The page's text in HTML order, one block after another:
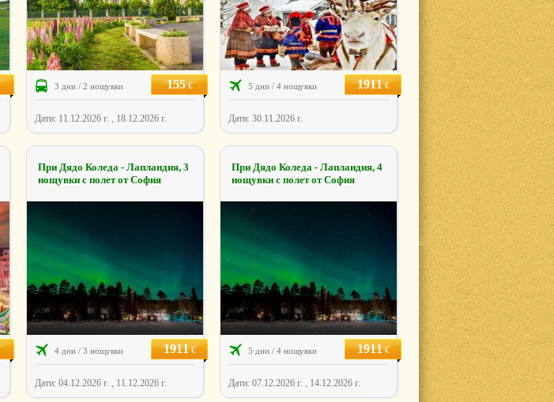
3 дни / 2 нощувки 155€
Дати: 11.12.2026 г. , 18.12.2026 г.
5 дни / 4 нощувки 1911€
Дати: 30.11.2026 г.
При Дядо Коледа - Лапландия, 3
нощувки с полет от София
4 дни / 3 нощувки 1911€
Дати: 04.12.2026 г. , 11.12.2026 г.
При Дядо Коледа - Лапландия, 4
нощувки с полет от София
5 дни / 4 нощувки 1911€
Дати: 07.12.2026 г. , 14.12.2026 г.